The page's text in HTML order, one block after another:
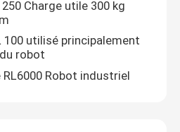
Charge utile 300 kg
100 utilisé principalement
robot
Robot industriel